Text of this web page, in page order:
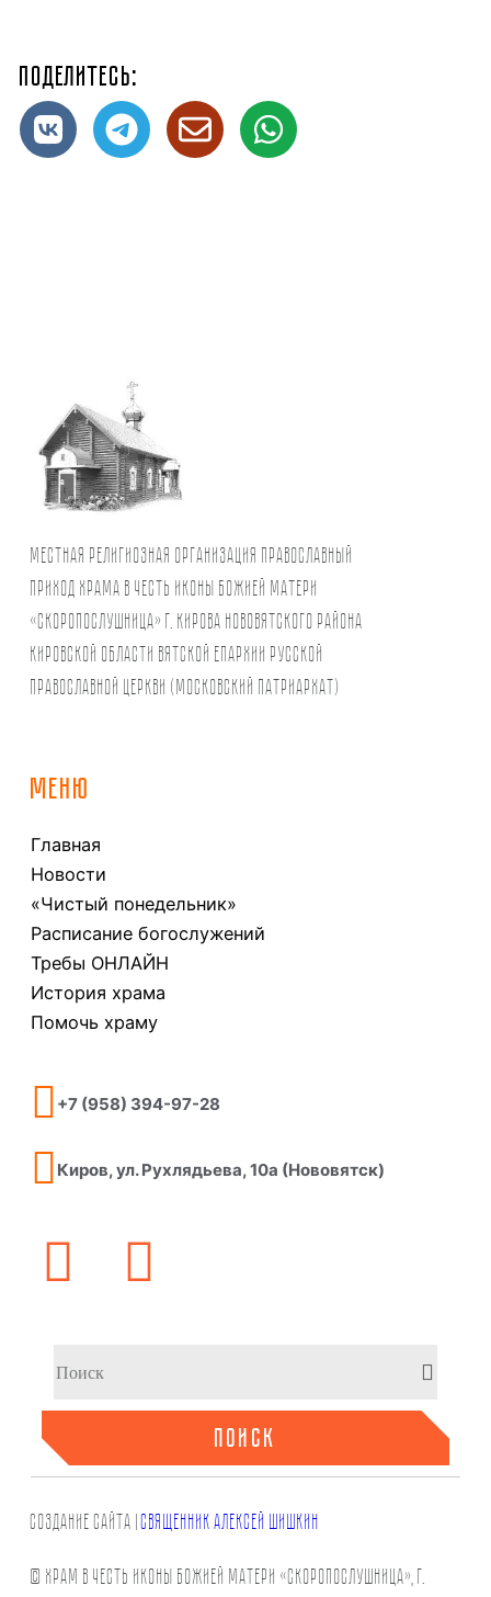
Поделитесь:
Местная религиозная организация православный
Приход храма в честь иконы Божией Матери
«Скоропослушница» г. Кирова Нововятского района
Кировской области Вятской Епархии Русской
Православной Церкви (Московский Патриархат)
МЕНЮ
Главная
Новости
«Чистый понедельник»
Расписание богослужений
Требы ОНЛАЙН
История храма
Помочь храму
+7 (958) 394-97-28
Киров, ул. Рухлядьева, 10а (Нововятск)
ПОИСК
СОЗДАНИЕ САЙТа |СВЯЩЕННИК АЛЕКСЕЙ ШИШКИН
© Храм в честь иконы Божией Матери «Скоропослушница», г.